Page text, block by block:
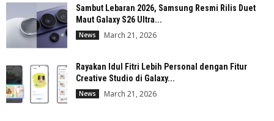
Sambut Lebaran 2026, Samsung Resmi Rilis Duet
Maut Galaxy S26 Ultra...
News March 21, 2026
Rayakan Idul Fitri Lebih Personal dengan Fitur
Creative Studio di Galaxy...
News March 21, 2026